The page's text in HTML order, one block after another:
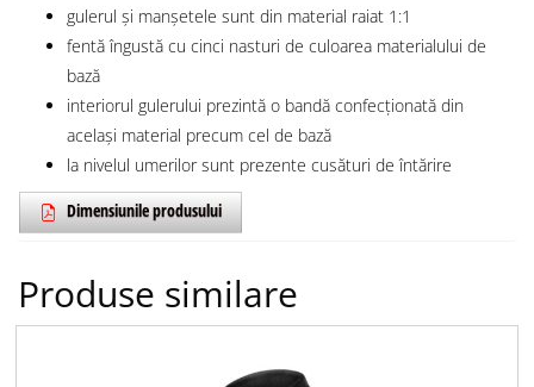
gulerul și manșetele sunt din material raiat 1:1
fentă îngustă cu cinci nasturi de culoarea materialului de
bază
interiorul gulerului prezintă o bandă confecţionată din
acelaşi material precum cel de bază
la nivelul umerilor sunt prezente cusături de întărire
Dimensiunile produsului
Produse similare